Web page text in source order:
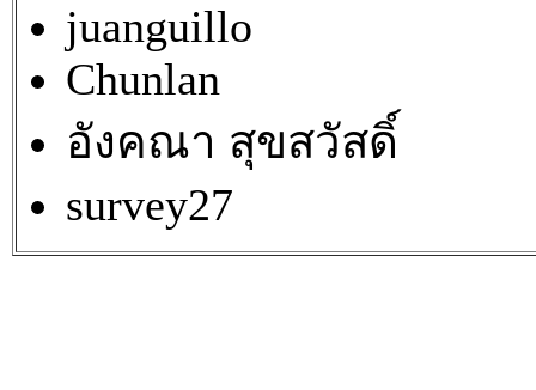
juanguillo
Chunlan
อังคณา สุขสวัสดิ์
survey27